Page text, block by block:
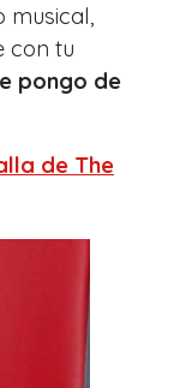
musical,
con tu
pongo de
de The